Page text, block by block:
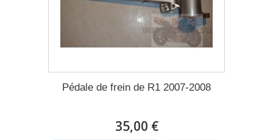
Pédale de frein de R1 2007-2008
35,00 €